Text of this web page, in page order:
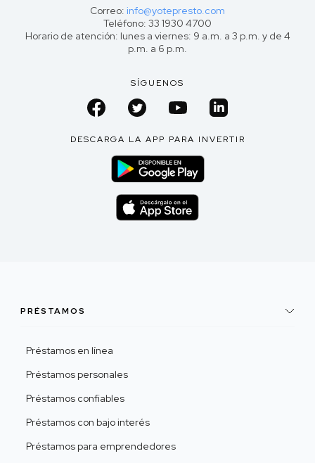
Correo: info@yotepresto.com
Teléfono: 33 1930 4700
Horario de atención: lunes a viernes: 9 a.m. a 3 p.m. y de 4
p.m. a 6 p.m.
SÍGUENOS
DESCARGA LA APP PARA INVERTIR
PRÉSTAMOS
Préstamos en línea
Préstamos personales
Préstamos confiables
Préstamos con bajo interés
Préstamos para emprendedores